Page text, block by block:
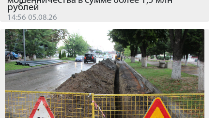
рублей
14:56 05.08.26